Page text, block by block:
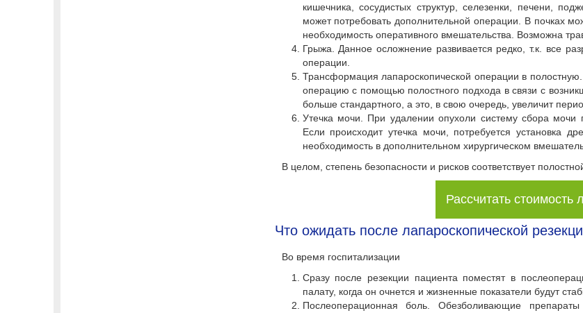
кишечника, сосудистых структур, селезенки, печени,
может потребовать дополнительной операции. В почках
необходимость оперативного вмешательства. Возможна
Грыжа. Данное осложнение развивается редко, т.к. все
операции.
Трансформация лапароскопической операции в
операцию с помощью полостного подхода в связи с
больше стандартного, а это, в свою очередь, увеличит
Утечка мочи. При удалении опухоли систему сбора мочи
Если происходит утечка мочи, потребуется установка
необходимость в дополнительном хирургическом
В целом, степень безопасности и рисков соответствует
Рассчитать стоимость
Что ожидать после лапароскопической
Во время госпитализации
Сразу после резекции пациента поместят в
палату, когда он очнется и жизненные показатели будут
Послеоперационная боль. Обезболивающие